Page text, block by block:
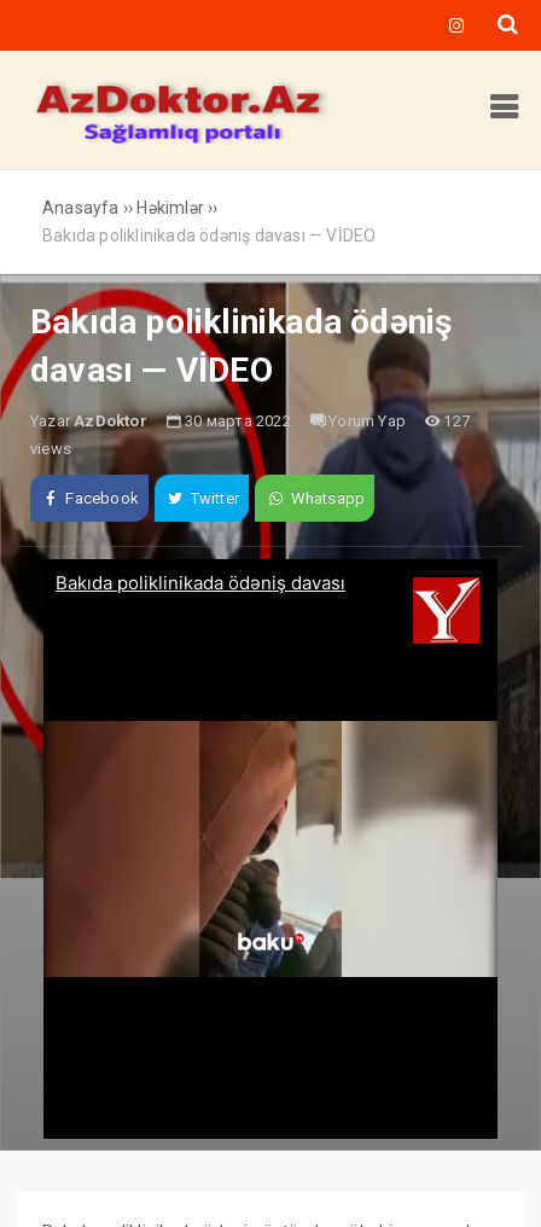
Anasayfa ›› Həkimlər ››
Bakıda poliklinikada ödəniş davası — VİDEO
Bakıda poliklinikada ödəniş
davası — VİDEO
YazarAzDoktor 30 марта 2022 Yorum Yap
127
views
Facebook Twitter Whatsapp